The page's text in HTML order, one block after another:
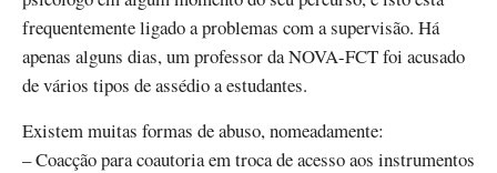
frequentemente ligado a problemas com a supervisão. Há
apenas alguns dias, um professor da NOVA-FCT foi acusado
de vários tipos de assédio a estudantes.
Existem muitas formas de abuso, nomeadamente:
– Coacção para coautoria em troca de acesso aos instrumentos